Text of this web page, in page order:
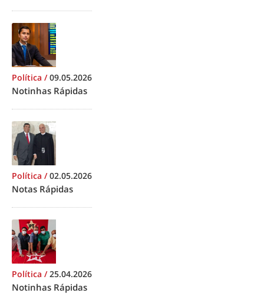
Política /09.05.2026
Notinhas Rápidas
Política /02.05.2026
Notas Rápidas
Política /25.04.2026
Notinhas Rápidas